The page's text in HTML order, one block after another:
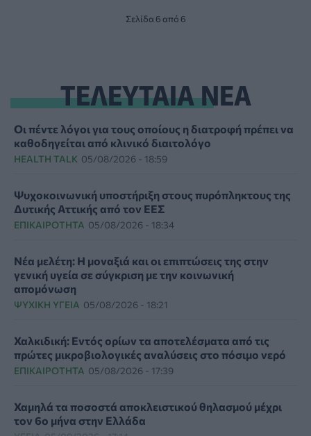
Σελίδα 6 από 6
ΤΕΛΕΥΤΑΙΑ ΝΕΑ
Οι πέντε λόγοι για τους οποίους η διατροφή πρέπει να
καθοδηγείται από κλινικό διαιτολόγο
HEALTH TALK 05/08/2026 - 18:59
Ψυχοκοινωνική υποστήριξη στους πυρόπληκτους της
Δυτικής Αττικής από τον ΕΕΣ
ΕΠΙΚΑΙΡΌΤΗΤΑ 05/08/2026 - 18:34
Νέα μελέτη: Η μοναξιά και οι επιπτώσεις της στην
γενική υγεία σε σύγκριση με την κοινωνική
απομόνωση
ΨΥΧΙΚΉ ΥΓΕΊΑ 05/08/2026 - 18:21
Χαλκιδική: Εντός ορίων τα αποτελέσματα από τις
πρώτες μικροβιολογικές αναλύσεις στο πόσιμο νερό
ΕΠΙΚΑΙΡΌΤΗΤΑ 05/08/2026 - 17:39
Χαμηλά τα ποσοστά αποκλειστικού θηλασμού μέχρι
τον 6ο μήνα στην Ελλάδα